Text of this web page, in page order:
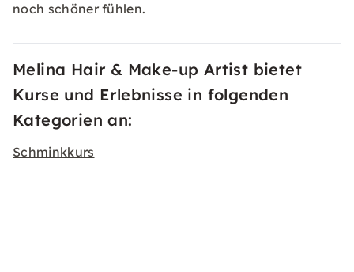
noch schöner fühlen.
Melina Hair & Make-up Artist bietet
Kurse und Erlebnisse in folgenden
Kategorien an:
Schminkkurs